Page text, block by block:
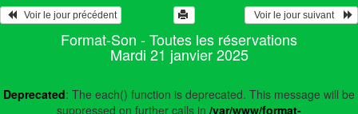
   Voir le jour précédent
  Voir le jour suivant
Format-Son - Toutes les réservations
Mardi 21 janvier 2025
Deprecated: The each() function is deprecated. This message will be
suppressed on further calls in /var/www/format-